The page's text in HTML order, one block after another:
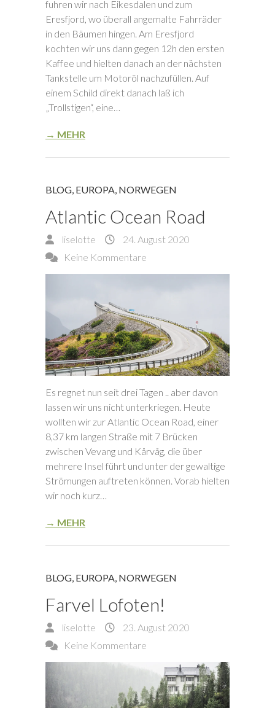
fuhren wir nach Eikesdalen und zum
Eresfjord, wo überall angemalte Fahrräder
in den Bäumen hingen. Am Eresfjord
kochten wir uns dann gegen 12h den ersten
Kaffee und hielten danach an der nächsten
Tankstelle um Motoröl nachzufüllen. Auf
einem Schild direkt danach laß ich
„Trollstigen“, eine…
→ MEHR
BLOG EUROPA NORWEGEN
Atlantic Ocean Road
liselotte
24. August 2020
Keine Kommentare
Es regnet nun seit drei Tagen .. aber davon
lassen wir uns nicht unterkriegen. Heute
wollten wir zur Atlantic Ocean Road, einer
8,37 km langen Straße mit 7 Brücken
zwischen Vevang und Kårvåg, die über
mehrere Insel führt und unter der gewaltige
Strömungen auftreten können. Vorab hielten
wir noch kurz…
→ MEHR
BLOG, EUROPA, NORWEGEN
Farvel Lofoten!
liselotte
23. August 2020
Keine Kommentare